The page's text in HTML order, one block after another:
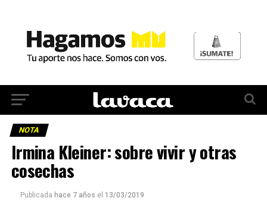
NOTA
Irmina Kleiner: sobre vivir y otras
cosechas
Publicada hace 7 años el 13/03/2019